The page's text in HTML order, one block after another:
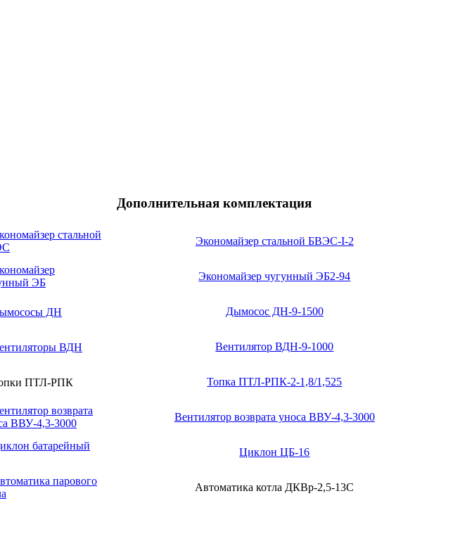
Дополнительная комплектация
Экономайзер стальной БВЭС-I-2
Экономайзер чугунный ЭБ2-94
Дымосос ДН-9-1500
Вентилятор ВДН-9-1000
Топка ПТЛ-РПК-2-1,8/1,525
Вентилятор возврата уноса ВВУ-4,3-3000
Циклон ЦБ-16
Автоматика котла ДКВр-2,5-13С